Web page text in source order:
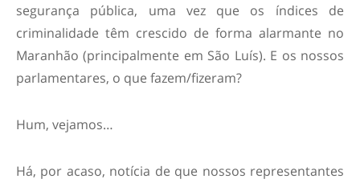
segurança pública, uma vez que os índices de
criminalidade têm crescido de forma alarmante no
Maranhão (principalmente em São Luís). E os nossos
parlamentares, o que fazem/fizeram?
Hum, vejamos…
Há, por acaso, notícia de que nossos representantes